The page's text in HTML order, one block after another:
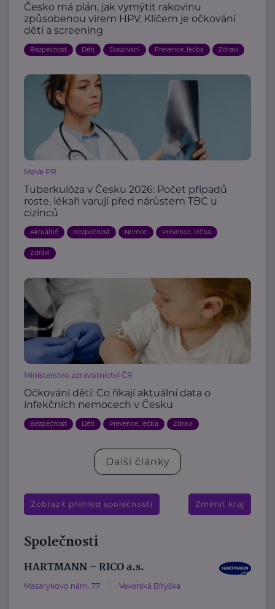
Česko má plán, jak vymýtit rakovinu
způsobenou virem HPV. Klíčem je očkování
dětí a screening
Bezpečnost Děti Dospívání Prevence, léčba Zdraví
MaVe PR
Tuberkulóza v Česku 2026: Počet případů
roste, lékaři varují před nárůstem TBC u
cizinců
Aktuálně Bezpečnost Nemoc Prevence, léčba
Zdraví
Ministerstvo zdravotnictví ČR
Očkování dětí: Co říkají aktuální data o
infekčních nemocech v Česku
Bezpečnost Děti Prevence, léčba Zdraví
Další články
Zobrazit přehled společností Změnit kraj
Společnosti
HARTMANN – RICO a.s.
Masarykovo nám. 77 Veverská Bítýška